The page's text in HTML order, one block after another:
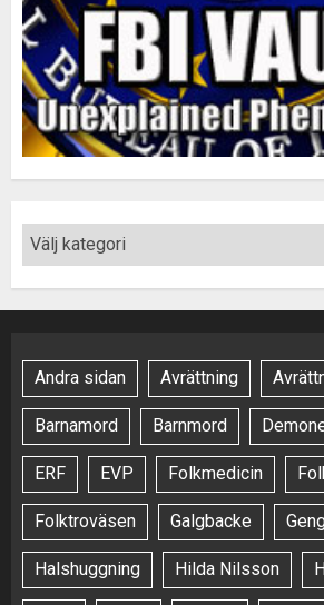
Andra sidan Avrättning
Barnamord Barnmord
ERF EVP Folkmedicin
Folktroväsen Galgbacke
Halshuggning Hilda Nilsson